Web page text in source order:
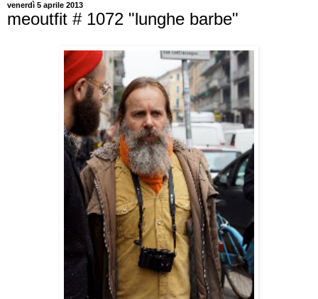
venerdì 5 aprile 2013
meoutfit # 1072 "lunghe barbe"